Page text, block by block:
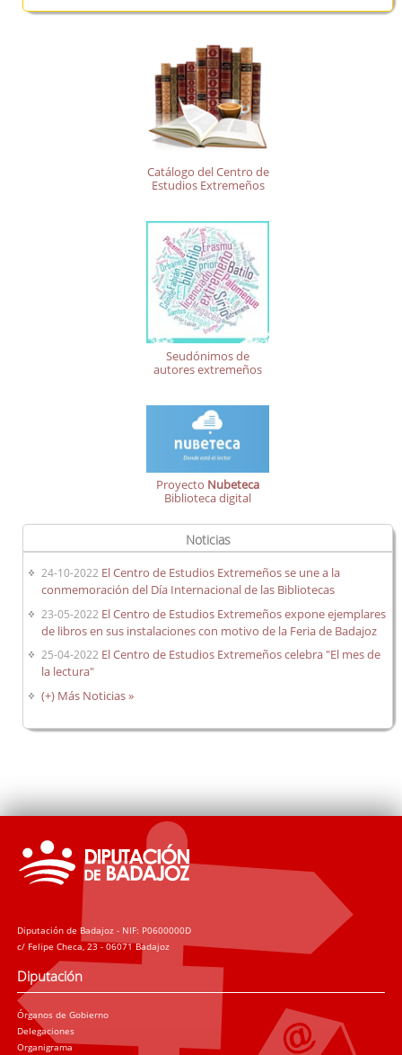
Catálogo del Centro de
Estudios Extremeños
Seudónimos de
autores extremeños
Proyecto Nubeteca
Biblioteca digital
Noticias
24-10-2022 El Centro de Estudios Extremeños se une a la
conmemoración del Día Internacional de las Bibliotecas
23-05-2022 El Centro de Estudios Extremeños expone ejemplares
de libros en sus instalaciones con motivo de la Feria de Badajoz
25-04-2022 El Centro de Estudios Extremeños celebra "El mes de
la lectura"
(+) Más Noticias »
Diputación de Badajoz - NIF: P0600000D
c/ Felipe Checa, 23 - 06071 Badajoz
Diputación
Órganos de Gobierno
Delegaciones
Organigrama